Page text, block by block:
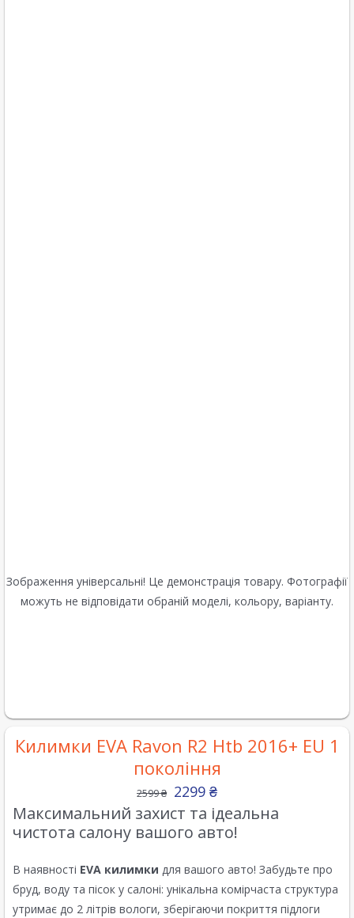
Зображення універсальні! Це демонстрація товару. Фотографії
можуть не відповідати обраній моделі, кольору, варіанту.
Килимки EVA Ravon R2 Htb 2016+ EU 1
покоління
2599₴ 2299 ₴
Максимальний захист та ідеальна
чистота салону вашого авто!
В наявності EVA килимки для вашого авто! Забудьте про
бруд, воду та пісок у салоні: унікальна комірчаста структура
утримає до 2 літрів вологи, зберігаючи покриття підлоги